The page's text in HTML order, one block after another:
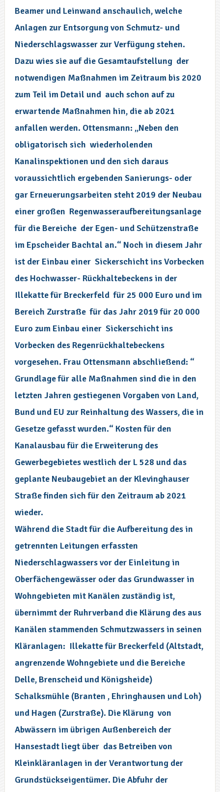
Beamer und Leinwand anschaulich, welche
Anlagen zur Entsorgung von Schmutz- und
Niederschlagswasser zur Verfügung stehen.
Dazu wies sie auf die Gesamtaufstellung der
notwendigen Maßnahmen im Zeitraum bis 2020
zum Teil im Detail und auch schon auf zu
erwartende Maßnahmen hin, die ab 2021
anfallen werden. Ottensmann: „Neben den
obligatorisch sich wiederholenden
Kanalinspektionen und den sich daraus
voraussichtlich ergebenden Sanierungs- oder
gar Erneuerungsarbeiten steht 2019 der Neubau
einer großen Regenwasseraufbereitungsanlage
für die Bereiche der Egen- und Schützenstraße
im Epscheider Bachtal an.“ Noch in diesem Jahr
ist der Einbau einer Sickerschicht ins Vorbecken
des Hochwasser- Rückhaltebeckens in der
Illekatte für Breckerfeld für 25 000 Euro und im
Bereich Zurstraße für das Jahr 2019 für 20 000
Euro zum Einbau einer Sickerschicht ins
Vorbecken des Regenrückhaltebeckens
vorgesehen. Frau Ottensmann abschließend: “
Grundlage für alle Maßnahmen sind die in den
letzten Jahren gestiegenen Vorgaben von Land,
Bund und EU zur Reinhaltung des Wassers, die in
Gesetze gefasst wurden.“ Kosten für den
Kanalausbau für die Erweiterung des
Gewerbegebietes westlich der L 528 und das
geplante Neubaugebiet an der Klevinghauser
Straße finden sich für den Zeitraum ab 2021
wieder.
Während die Stadt für die Aufbereitung des in
getrennten Leitungen erfassten
Niederschlagwassers vor der Einleitung in
Oberfächengewässer oder das Grundwasser in
Wohngebieten mit Kanälen zuständig ist,
übernimmt der Ruhrverband die Klärung des aus
Kanälen stammenden Schmutzwassers in seinen
Kläranlagen: Illekatte für Breckerfeld (Altstadt,
angrenzende Wohngebiete und die Bereiche
Delle, Brenscheid und Königsheide)
Schalksmühle (Branten , Ehringhausen und Loh)
und Hagen (Zurstraße). Die Klärung von
Abwässern im übrigen Außenbereich der
Hansestadt liegt über das Betreiben von
Kleinkläranlagen in der Verantwortung der
Grundstückseigentümer. Die Abfuhr der